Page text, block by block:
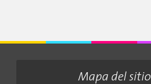
Mapa del sitio